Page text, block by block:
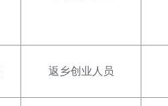
返乡创业人员